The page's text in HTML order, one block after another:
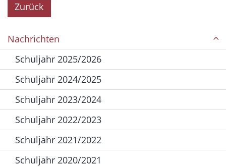
Zurück
Nachrichten
Schuljahr 2025/2026
Schuljahr 2024/2025
Schuljahr 2023/2024
Schuljahr 2022/2023
Schuljahr 2021/2022
Schuljahr 2020/2021